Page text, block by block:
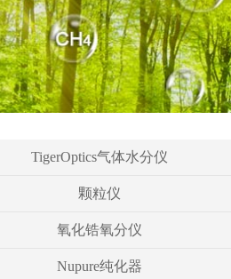
TigerOptics气体水分仪
颗粒仪
氧化锆氧分仪
Nupure纯化器